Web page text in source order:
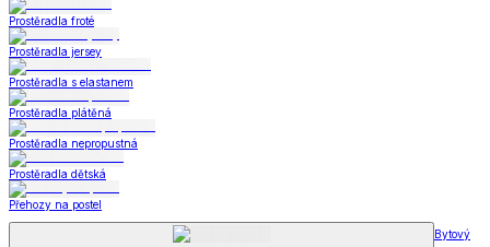
Prostěradla froté
Prostěradla jersey
Prostěradla s elastanem
Prostěradla plátěná
Prostěradla nepropustná
Prostěradla dětská
Přehozy na postel
Bytový